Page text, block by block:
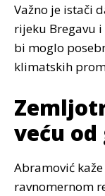
Važno je istači
rijeku Bregavu
bi moglo
klimatskih
veću
Abramović
ravnomernom